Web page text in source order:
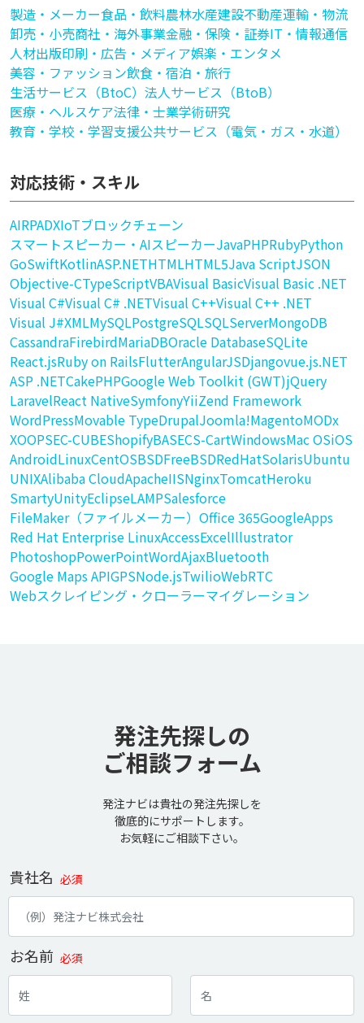
製造・メーカー食品・飲料農林水産建設不動産運輸・物流
卸売・小売商社・海外事業金融・保険・証券IT・情報通信
人材出版印刷・広告・メディア娯楽・エンタメ
美容・ファッション飲食・宿泊・旅行
生活サービス（BtoC） 法人サービス（BtoB）
医療・ヘルスケア法律・士業学術研究
教育・学校・学習支援公共サービス（電気・ガス・水道）
対応技術・スキル
AIRPADXIoTブロックチェーン
スマートスピーカー・AIスピーカーJavaPHPRubyPython
GoSwiftKotlinASP.NETHTMLHTML5Java ScriptJSON
Objective-CTypeScriptVBAVisual BasicVisual Basic .NET
Visual C#Visual C# .NETVisual C++Visual C++ .NET
Visual J#XMLMySQLPostgreSQLSQLServerMongoDB
CassandraFirebirdMariaDBOracle DatabaseSQLite
React.jsRuby on RailsFlutterAngularJSDjangovue.js.NET
ASP .NETCakePHPGoogle Web Toolkit (GWT)jQuery
LaravelReact NativeSymfonyYiiZend Framework
WordPressMovable TypeDrupalJoomla!MagentoMODx
XOOPSEC-CUBEShopifyBASECS-CartWindowsMac OSiOS
AndroidLinuxCentOSBSDFreeBSDRedHatSolarisUbuntu
UNIXAlibaba CloudApacheIISNginxTomcatHeroku
SmartyUnityEclipseLAMPSalesforce
FileMaker（ファイルメーカー） Office 365GoogleApps
Red Hat Enterprise LinuxAccessExcelIllustrator
PhotoshopPowerPointWordAjaxBluetooth
Google Maps APIGPSNode.jsTwilioWebRTC
Webスクレイピング・クローラーマイグレーション
発注先探しの
ご相談フォーム
発注ナビは貴社の発注先探しを
徹底的にサポートします。
お気軽にご相談下さい。
貴社名 必須
お名前 必須